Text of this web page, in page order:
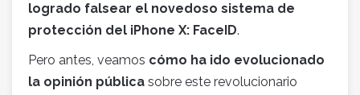
logrado falsear el novedoso sistema de
protección del iPhone X: FaceID.
Pero antes, veamos cómo ha ido evolucionado
la opinión pública sobre este revolucionario